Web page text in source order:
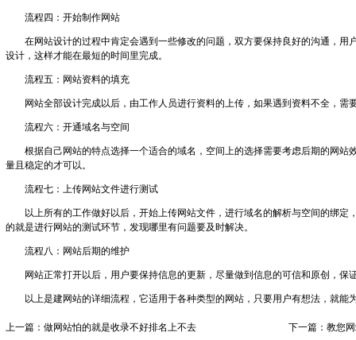
流程四：开始制作网站
在网站设计的过程中肯定会遇到一些修改的问题，双方要保持良好的沟通，用
设计，这样才能在最短的时间里完成。
流程五：网站资料的填充
网站全部设计完成以后，由工作人员进行资料的上传，如果遇到资料不全，需
流程六：开通域名与空间
根据自己网站的特点选择一个适合的域名，空间上的选择需要考虑后期的网站
量且稳定的才可以。
流程七：上传网站文件进行测试
以上所有的工作做好以后，开始上传网站文件，进行域名的解析与空间的绑定
的就是进行网站的测试环节，发现哪里有问题要及时解决。
流程八：网站后期的维护
网站正常打开以后，用户要保持信息的更新，尽量做到信息的可信和原创，保
以上是建网站的详细流程，它适用于各种类型的网站，只要用户有想法，就能
上一篇： 做网站怕的就是收录不好排名上不去 下一篇： 教您